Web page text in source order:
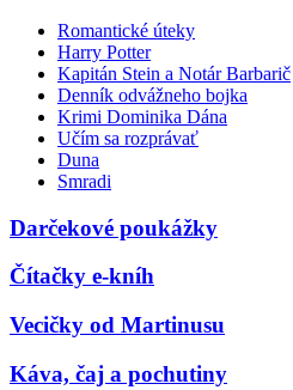
Romantické úteky
Harry Potter
Kapitán Stein a Notár Barbarič
Denník odvážneho bojka
Krimi Dominika Dána
Učím sa rozprávať
Duna
Smradi
Darčekové poukážky
Čítačky e-kníh
Vecičky od Martinusu
Káva, čaj a pochutiny